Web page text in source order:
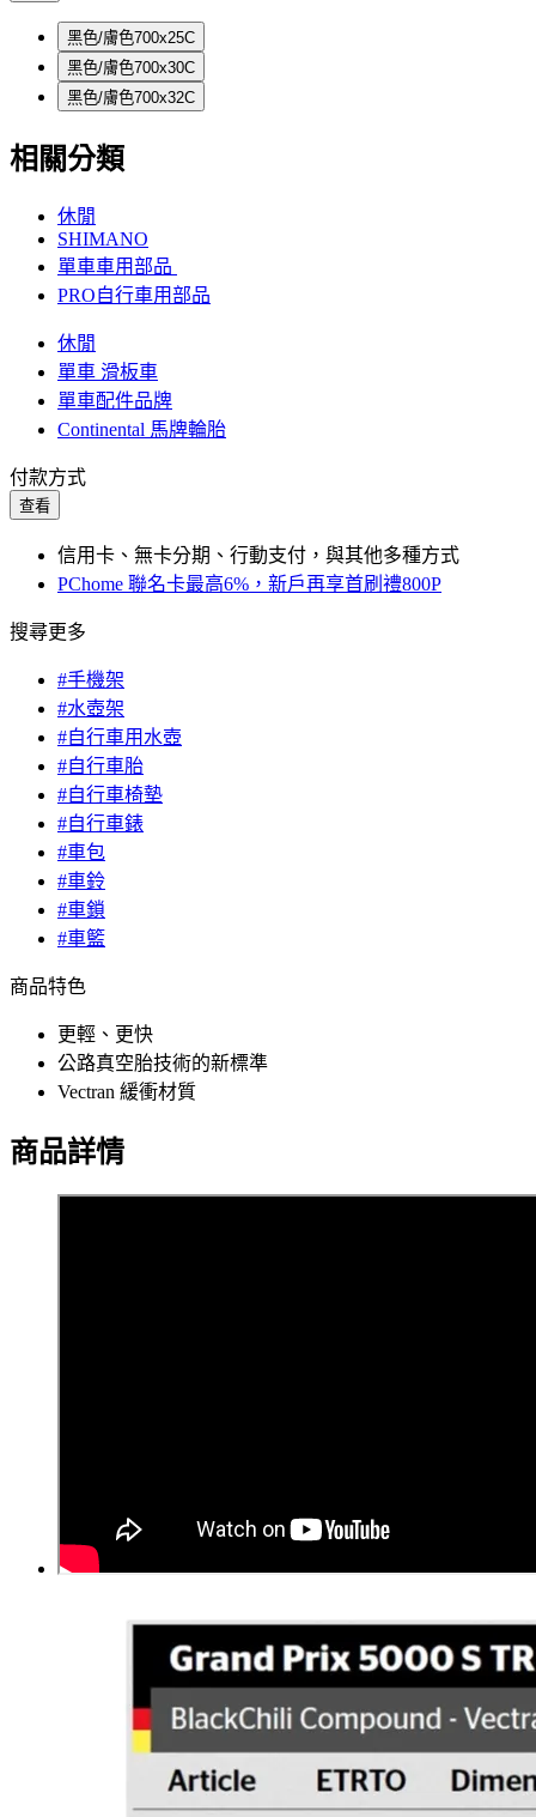
黑色/膚色700x25C
黑色/膚色700x30C
黑色/膚色700x32C
相關分類
休閒
SHIMANO
單車車用部品
PRO自行車用部品
休閒
單車 滑板車
單車配件品牌
Continental 馬牌輪胎
付款方式
查看
信用卡、無卡分期、行動支付，與其他多種方式
PChome 聯名卡最高6%，新戶再享首刷禮800P
搜尋更多
#手機架
#水壺架
#自行車用水壺
#自行車胎
#自行車椅墊
#自行車錶
#車包
#車鈴
#車鎖
#車籃
商品特色
更輕、更快
公路真空胎技術的新標準
Vectran 緩衝材質
商品詳情